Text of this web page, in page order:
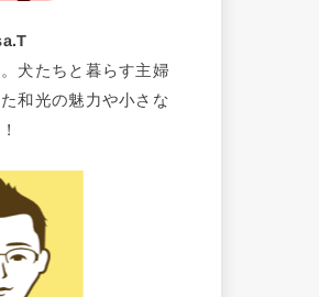
犬たちと暮らす主婦
和光の魅力や小さな